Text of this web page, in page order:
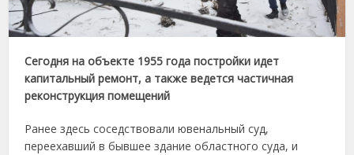
Сегодня на объекте 1955 года постройки идет
капитальный ремонт, а также ведется частичная
реконструкция помещений
Ранее здесь соседствовали ювенальный суд,
переехавший в бывшее здание областного суда, и